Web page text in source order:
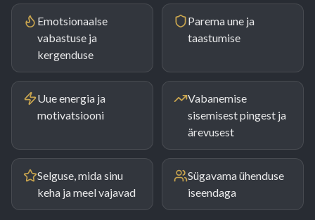
Emotsionaalse
vabastuse ja
kergenduse
Parema une ja
taastumise
Uue energia ja
motivatsiooni
Vabanemise
sisemisest pingest ja
ärevusest
Selguse, mida sinu
keha ja meel vajavad
Sügavama ühenduse
iseendaga